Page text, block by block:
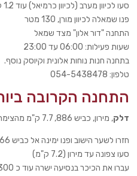
סעו לכיוון מערב (לכיוון כרמיאל) עוד 1.2 ק"מ
פנו שמאלה לכיוון מורן, 130 מטר
התחנה "דור אלון" מצד שמאל
שעות פעילות: 06:00 עד 23:00
בתחנה חנות נוחות אלונית וקיוסק נוסף.
טלפון: 054-5438478
התחנה הקרובה
דלק, מירון, כביש 886, 7.7 ק"מ מהצימר באמירים כ – 10 דקות נסיעה.
חזרו לשער הישוב ופנו ימינה אל כביש 866
סעו צפונה עד מירון (7.2 ק"מ)
עברו את הכיכר בנסיעה ישרה עוד כ 300 מטר, בצעו פרסה בצומת